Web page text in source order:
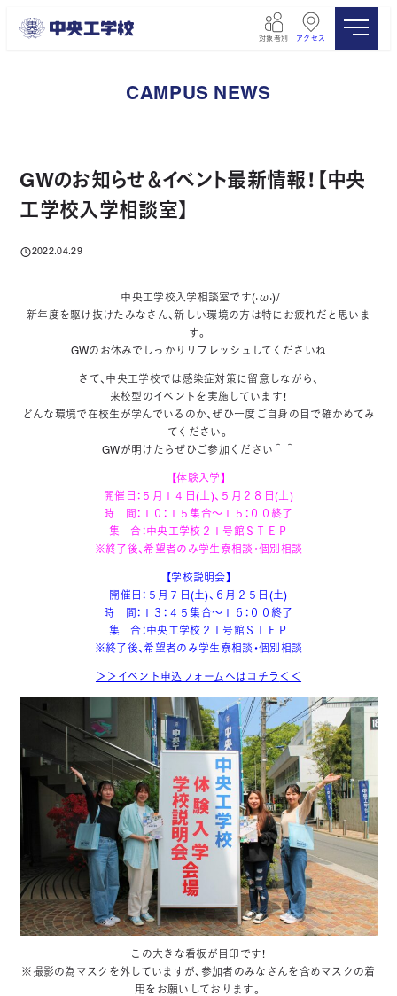
対象者別 アクセス
CAMPUS NEWS
GWのお知らせ＆イベント最新情報！【中央
工学校入学相談室】
投稿日
2022.04.29
中央工学校入学相談室です(·ω·)/
新年度を駆け抜けたみなさん、新しい環境の方は特にお疲れだと思いま
す。
GWのお休みでしっかりリフレッシュしてくださいね
さて、中央工学校では感染症対策に留意しながら、
来校型のイベントを実施しています！
どんな環境で在校生が学んでいるのか、ぜひ一度ご自身の目で確かめてみ
てください。
GWが明けたらぜひご参加ください＾＾
【体験入学】
開催日：５月１４日(土)、５月２８日(土)
時 間：１０：１５集合～１５：００終了
集 合：中央工学校２１号館ＳＴＥＰ
※終了後、希望者のみ学生寮相談・個別相談
【学校説明会】
開催日：５月７日(土)、６月２５日(土)
時 間：１３：４５集合～１６：００終了
集 合：中央工学校２１号館ＳＴＥＰ
※終了後、希望者のみ学生寮相談・個別相談
＞＞イベント申込フォームへはコチラ ＜＜
この大きな看板が目印です！
※撮影の為マスクを外していますが、参加者のみなさんを含めマスクの着
用をお願いしております。